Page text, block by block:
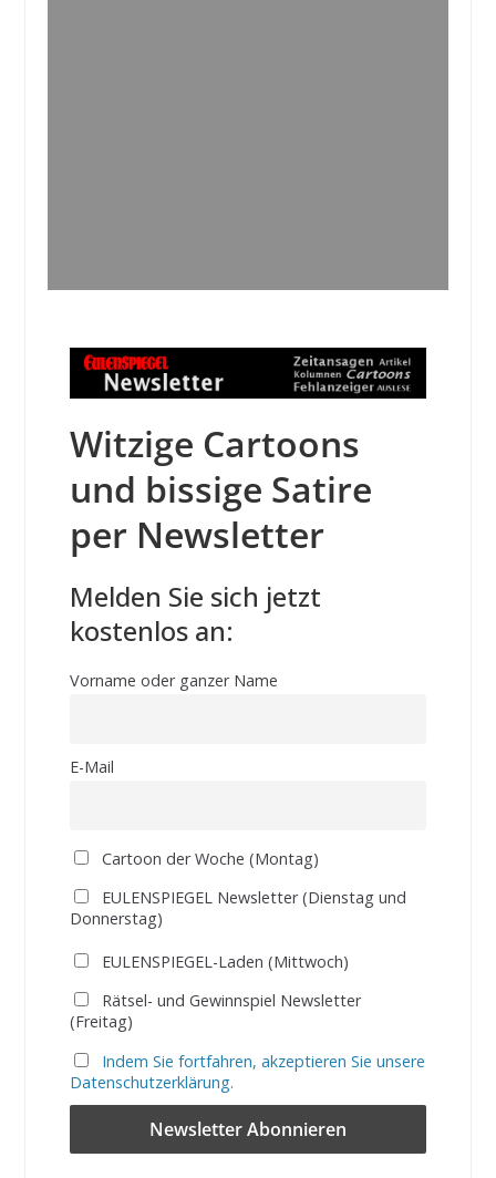
Witzige Cartoons
und bissige Satire
per Newsletter
Melden Sie sich jetzt
kostenlos an:
Vorname oder ganzer Name
E-Mail
Cartoon der Woche (Montag)
EULENSPIEGEL Newsletter (Dienstag und
Donnerstag)
EULENSPIEGEL-Laden (Mittwoch)
Rätsel- und Gewinnspiel Newsletter
(Freitag)
Indem Sie fortfahren, akzeptieren Sie unsere
Datenschutzerklärung.